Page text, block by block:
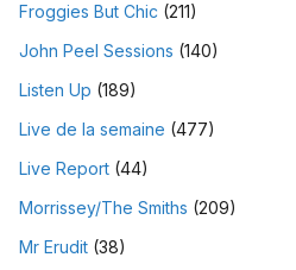
Froggies But Chic (211)
John Peel Sessions (140)
Listen Up (189)
Live de la semaine (477)
Live Report (44)
Morrissey/The Smiths (209)
Mr Erudit (38)